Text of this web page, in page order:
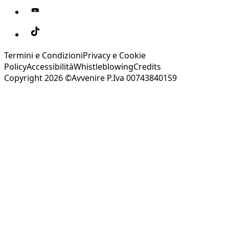
Termini e CondizioniPrivacy e Cookie
PolicyAccessibilitàWhistleblowingCredits
Copyright 2026 ©Avvenire P.Iva 00743840159